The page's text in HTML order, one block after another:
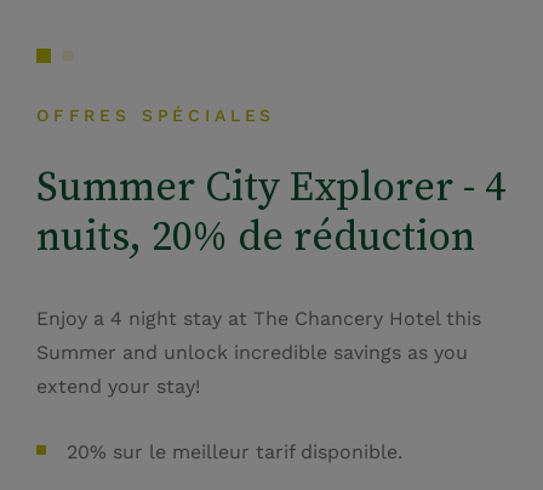
OFFRES SPÉCIALES
Summer City Explorer - 4
nuits, 20% de réduction
Enjoy a 4 night stay at The Chancery Hotel this
Summer and unlock incredible savings as you
extend your stay!
20% sur le meilleur tarif disponible.